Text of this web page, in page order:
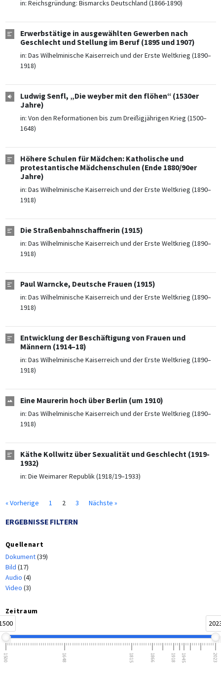
in: Reichsgründung: Bismarcks Deutschland (1866-1890)
Erwerbstätige in ausgewählten Gewerben nach
Geschlecht und Stellung im Beruf (1895 und 1907)
in: Das Wilhelminische Kaiserreich und der Erste Weltkrieg (1890–
1918)
Ludwig Senfl, „Die weyber mit den flöhen“ (1530er
Jahre)
in: Von den Reformationen bis zum Dreißigjährigen Krieg (1500–
1648)
Höhere Schulen für Mädchen: Katholische und
protestantische Mädchenschulen (Ende 1880/90er
Jahre)
in: Das Wilhelminische Kaiserreich und der Erste Weltkrieg (1890–
1918)
Die Straßenbahnschaffnerin (1915)
in: Das Wilhelminische Kaiserreich und der Erste Weltkrieg (1890–
1918)
Paul Warncke, Deutsche Frauen (1915)
in: Das Wilhelminische Kaiserreich und der Erste Weltkrieg (1890–
1918)
Entwicklung der Beschäftigung von Frauen und
Männern (1914–18)
in: Das Wilhelminische Kaiserreich und der Erste Weltkrieg (1890–
1918)
Eine Maurerin hoch über Berlin (um 1910)
in: Das Wilhelminische Kaiserreich und der Erste Weltkrieg (1890–
1918)
Käthe Kollwitz über Sexualität und Geschlecht (1919-
1932)
in: Die Weimarer Republik (1918/19–1933)
« Vorherige 1 2 3 Nächste »
ERGEBNISSE FILTERN
Quellenart
Dokument(39)
Bild (17)
Audio (4)
Video (3)
Zeitraum
1500 1648 1815 1866 1918 1945 2023